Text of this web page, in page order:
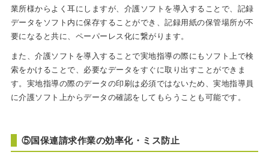
業所様からよく耳にしますが、介護ソフトを導入することで、記録
データをソフト内に保存することができ、記録用紙の保管場所が不
要になると共に、ペーパーレス化に繋がります。
また、介護ソフトを導入することで実地指導の際にもソフト上で検
索をかけることで、必要なデータをすぐに取り出すことができま
す。実地指導の際のデータの印刷は必須ではないため、実地指導員
に介護ソフト上からデータの確認をしてもらうことも可能です。
⑤国保連請求作業の効率化・ミス防止